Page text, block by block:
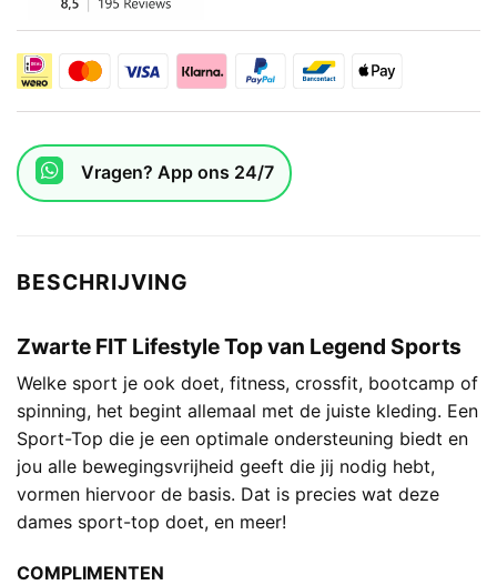
Vragen? App ons 24/7
BESCHRIJVING
Zwarte FIT Lifestyle Top van Legend Sports
Welke sport je ook doet, fitness, crossfit, bootcamp of
spinning, het begint allemaal met de juiste kleding. Een
Sport-Top die je een optimale ondersteuning biedt en
jou alle bewegingsvrijheid geeft die jij nodig hebt,
vormen hiervoor de basis. Dat is precies wat deze
dames sport-top doet, en meer!
COMPLIMENTEN